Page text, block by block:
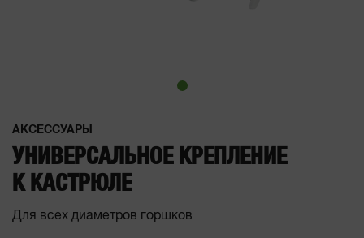
АКСЕССУАРЫ
УНИВЕРСАЛЬНОЕ КРЕПЛЕНИЕ
К КАСТРЮЛЕ
Для всех диаметров горшков